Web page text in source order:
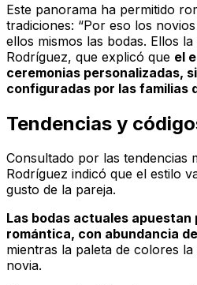
Este panorama ha permitido
tradiciones: “Por eso los
ellos mismos las bodas. Ellos la
Rodríguez, que explicó que el
ceremonias personalizadas,
configuradas por las familias
Tendencias y
Consultado por las tendencias
Rodríguez indicó que el estilo
gusto de la pareja.
Las bodas actuales apuestan
romántica, con abundancia
mientras la paleta de colores
novia.